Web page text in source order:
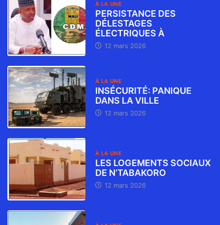
À LA UNE
PERSISTANCE DES
DÉLESTAGES
ÉLECTRIQUES À
12 mars 2026
À LA UNE
INSÉCURITÉ: PANIQUE
DANS LA VILLE
12 mars 2026
À LA UNE
LES LOGEMENTS SOCIAUX
DE N’TABAKORO
12 mars 2026